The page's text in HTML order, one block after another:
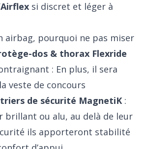
si discret et léger à
airbag, pourquoi ne pas miser
dos & thorax Flexride
: En plus, il sera
veste de concours
de sécurité MagnetiK :
brillant ou alu, au delà de leur
ils apporteront stabilité